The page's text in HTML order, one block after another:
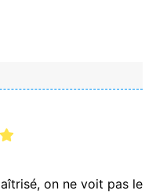
on ne voit pas le